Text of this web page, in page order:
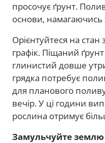
просочує ґрунт.
основи, намагаючись
Орієнтуйтеся на
графік. Піщаний
глинистий довше
грядка потребує
для планового
вечір. У ці години
рослина отримує
Замульчуйте землю